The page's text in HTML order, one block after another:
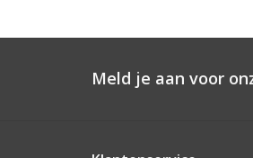
Meld je aan voor